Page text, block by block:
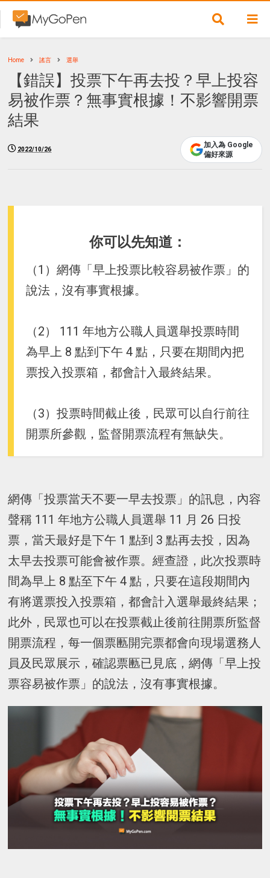
Home 謠言 選舉
【錯誤】投票下午再去投？早上投容
易被作票？無事實根據！不影響開票
結果
2022/10/26
加入為 Google
偏好來源
你可以先知道：
（1）網傳「早上投票比較容易被作票」的
說法，沒有事實根據。
（2） 111 年地方公職人員選舉投票時間
為早上 8 點到下午 4 點，只要在期間內把
票投入投票箱，都會計入最終結果。
（3）投票時間截止後，民眾可以自行前往
開票所參觀，監督開票流程有無缺失。
網傳「投票當天不要一早去投票」的訊息，內容
聲稱 111 年地方公職人員選舉 11 月 26 日投
票，當天最好是下午 1 點到 3 點再去投，因為
太早去投票可能會被作票。經查證，此次投票時
間為早上 8 點至下午 4 點，只要在這段期間內
有將選票投入投票箱，都會計入選舉最終結果；
此外，民眾也可以在投票截止後前往開票所監督
開票流程，每一個票匭開完票都會向現場選務人
員及民眾展示，確認票匭已見底，網傳「早上投
票容易被作票」的說法，沒有事實根據。